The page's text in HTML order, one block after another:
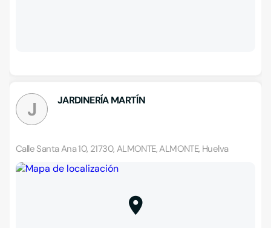
J JARDINERÍA MARTÍN
Calle Santa Ana 10, 21730, ALMONTE, ALMONTE, Huelva